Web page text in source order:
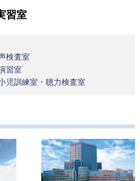
習室
検査室
習室
児訓練室・聴力検査室